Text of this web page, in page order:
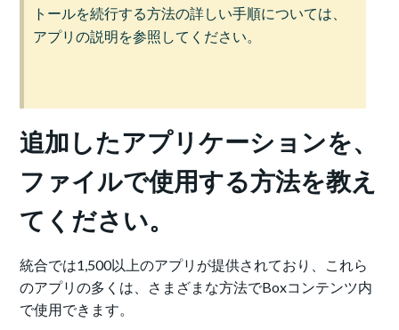
トールを続行する方法の詳しい手順については、
アプリの説明を参照してください。
追加したアプリケーションを、
ファイルで使用する方法を教え
てください。
統合では1,500以上のアプリが提供されており、これら
のアプリの多くは、さまざまな方法でBoxコンテンツ内
で使用できます。